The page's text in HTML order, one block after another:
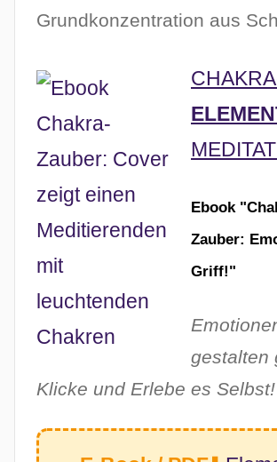
Grundkonzentration aus
Ebook
Zauber:
Griff!"
gestalten
Klicke und Erlebe es Selbst!